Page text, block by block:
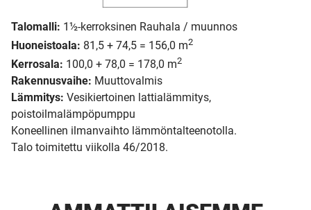
Talomalli: 1½-kerroksinen Rauhala / muunnos
Huoneistoala: 81,5 + 74,5 = 156,0 m2
Kerrosala: 100,0 + 78,0 = 178,0 m2
Rakennusvaihe: Muuttovalmis
Lämmitys: Vesikiertoinen lattialämmitys,
poistoilmalämpöpumppu
Koneellinen ilmanvaihto lämmöntalteenotolla.
Talo toimitettu viikolla 46/2018.